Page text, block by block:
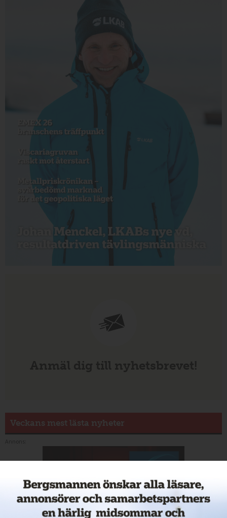
Veckans mest lästa nyheter